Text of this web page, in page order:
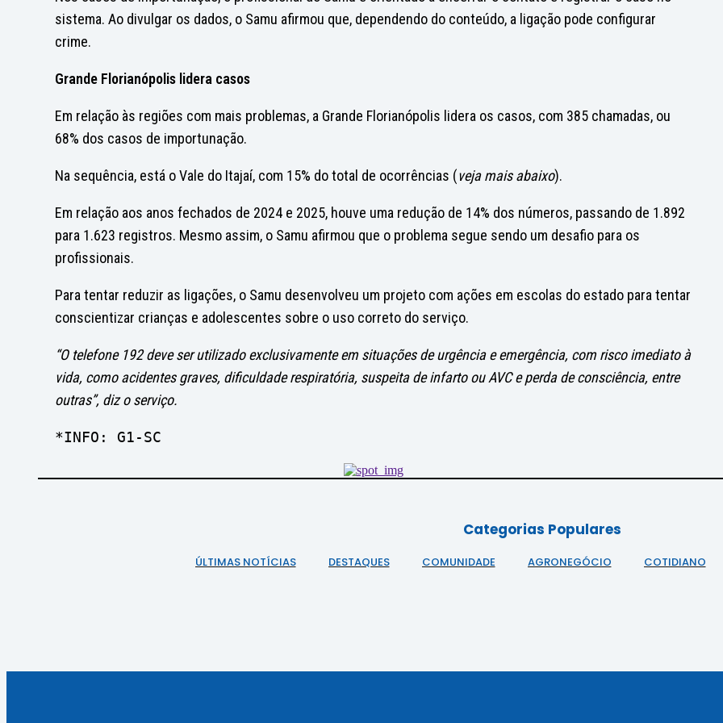
sistema. Ao divulgar os dados, o Samu afirmou que, dependendo do conteúdo, a ligação pode configurar
crime.
Grande Florianópolis lidera casos
Em relação às regiões com mais problemas, a Grande Florianópolis lidera os casos, com 385 chamadas, ou
68% dos casos de importunação.
Na sequência, está o Vale do Itajaí, com 15% do total de ocorrências (veja mais abaixo).
Em relação aos anos fechados de 2024 e 2025, houve uma redução de 14% dos números, passando de 1.892
para 1.623 registros. Mesmo assim, o Samu afirmou que o problema segue sendo um desafio para os
profissionais.
Para tentar reduzir as ligações, o Samu desenvolveu um projeto com ações em escolas do estado para tentar
conscientizar crianças e adolescentes sobre o uso correto do serviço.
“O telefone 192 deve ser utilizado exclusivamente em situações de urgência e emergência, com risco imediato à
vida, como acidentes graves, dificuldade respiratória, suspeita de infarto ou AVC e perda de consciência, entre
outras”, diz o serviço.
*INFO: G1-SC
Categorias Populares
ÚLTIMAS NOTÍCIAS DESTAQUES COMUNIDADE AGRONEGÓCIO COTIDIANO